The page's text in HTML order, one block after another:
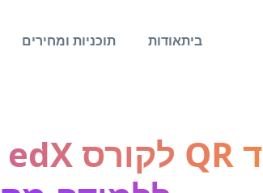
ביתאודות תוכניות ומחירים